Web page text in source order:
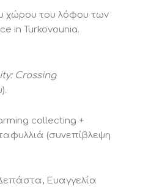
χώρου του λόφου των
in Turkovounia.
Crossing
collecting +
(συνεπίβλεψη
Ευαγγελία